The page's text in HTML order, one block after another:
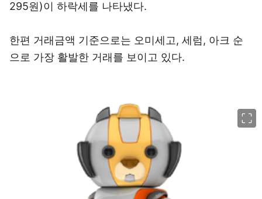
295원)이 하락세를 나타냈다.
한편 거래금액 기준으로는 오미세고, 세럼, 아크 순
으로 가장 활발한 거래를 보이고 있다.